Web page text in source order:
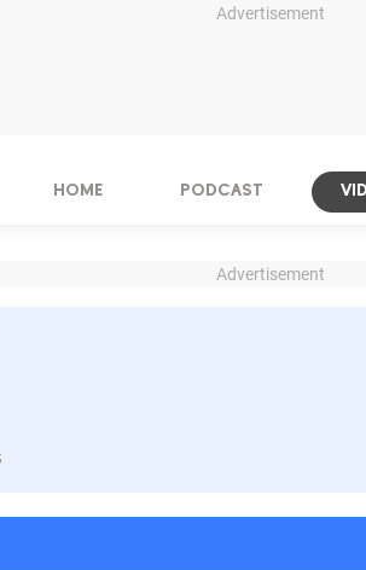
Advertisement
HOME PODCAST
Advertisement